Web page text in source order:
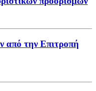
από την Επιτροπή